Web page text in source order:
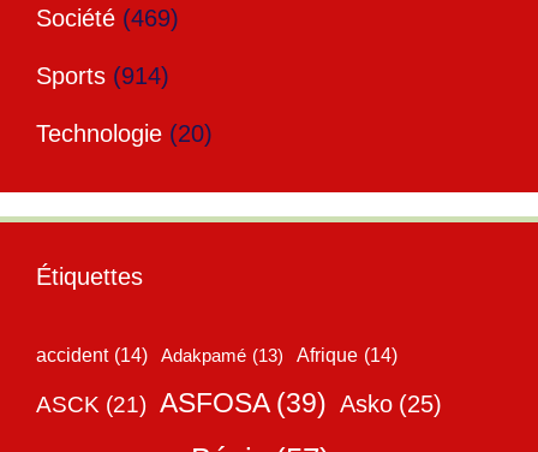
Société (469)
Sports (914)
Technologie (20)
Étiquettes
accident (14) Adakpamé (13) Afrique (14)
ASCK (21) ASFOSA (39) Asko (25)